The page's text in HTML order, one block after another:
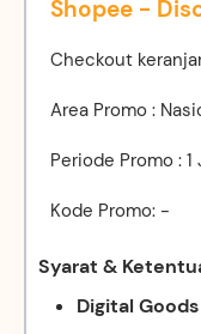
Shopee -
Checkout
Area Promo :
Periode Promo :
Kode Promo: -
Syarat &
Digital